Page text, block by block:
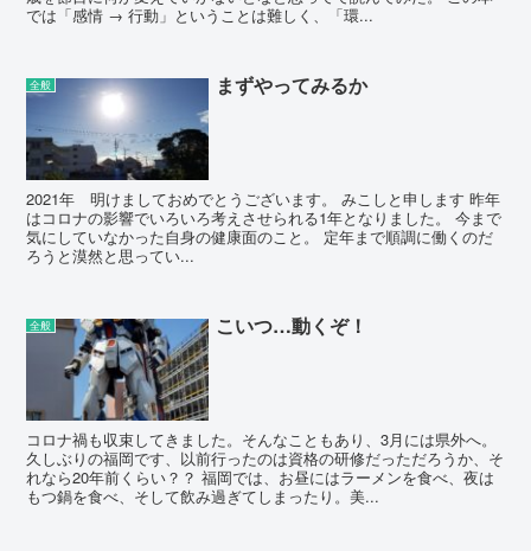
では「感情 → 行動」ということは難しく、「環...
全般 まずやってみるか
2021年 明けましておめでとうございます。 みこしと申します 昨年
はコロナの影響でいろいろ考えさせられる1年となりました。 今まで
気にしていなかった自身の健康面のこと。 定年まで順調に働くのだ
ろうと漠然と思ってい...
全般 こいつ…動くぞ！
コロナ禍も収束してきました。そんなこともあり、3月には県外へ。
久しぶりの福岡です、以前行ったのは資格の研修だっただろうか、そ
れなら20年前くらい？？ 福岡では、お昼にはラーメンを食べ、夜は
もつ鍋を食べ、そして飲み過ぎてしまったり。美...